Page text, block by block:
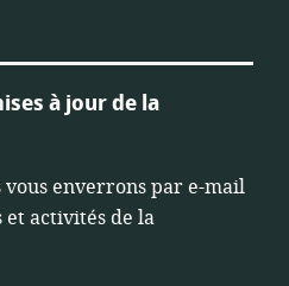
à jour de la
vous enverrons par e-mail
activités de la